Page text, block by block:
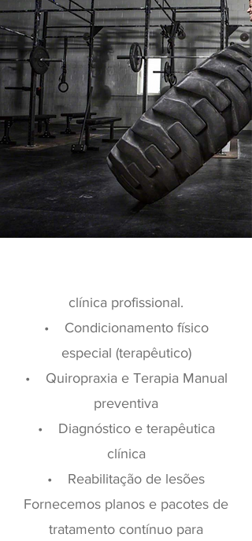
clínica profissional.
• Condicionamento físico
especial (terapêutico)
• Quiropraxia e Terapia Manual
preventiva
• Diagnóstico e terapêutica
clínica
• Reabilitação de lesões
Fornecemos planos e pacotes de
tratamento contínuo para